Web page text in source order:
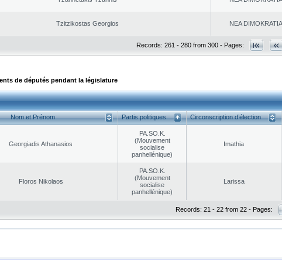
Tzitzikostas Georgios NEA DΙMOKRATIA
Records: 261 - 280 from 300 - Pages:
de députés pendant la législature
Nom et Prénom Partis politiques Circonscription d’élection
Georgiadis Athanasios
PA.SO.K.
(Mouvement
socialise
panhellénique)
Imathia
Floros Nikolaos
PA.SO.K.
(Mouvement
socialise
panhellénique)
Larissa
Records: 21 - 22 from 22 - Pages: